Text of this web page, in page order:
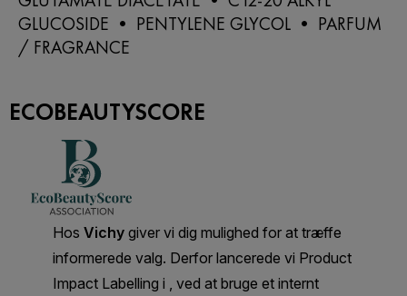
GLUCOSIDE • PENTYLENE GLYCOL • PARFUM
/ FRAGRANCE
ECOBEAUTYSCORE